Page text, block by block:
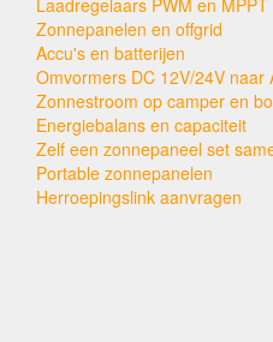
Zonnepanelen en offgrid
Accu's en batterijen
Omvormers DC 12V/24V naar
Zonnestroom op camper en
Energiebalans en capaciteit
Zelf een zonnepaneel set
Portable zonnepanelen
Herroepingslink aanvragen